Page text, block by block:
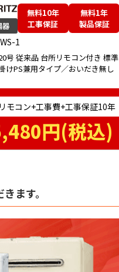
器
無料10年
工事保証
無料1年
製品保証
1
号 従来品 台所リモコン付き 標準
けPS兼用タイプ／おいだき無し
モコン+工事費+工事保証10年
円(税込)
ます。